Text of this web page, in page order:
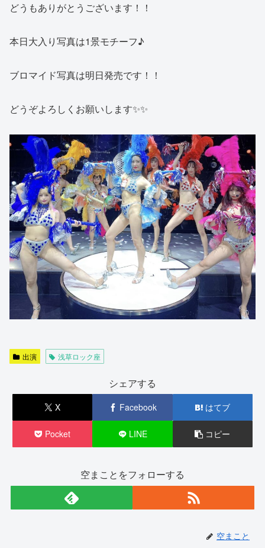
どうもありがとうございます！！
本日大入り写真は1景モチーフ♪
ブロマイド写真は明日発売です！！
どうぞよろしくお願いします✨✨
出演 浅草ロック座
シェアする
X Facebook はてブ
Pocket LINE コピー
空まことをフォローする
空まこと